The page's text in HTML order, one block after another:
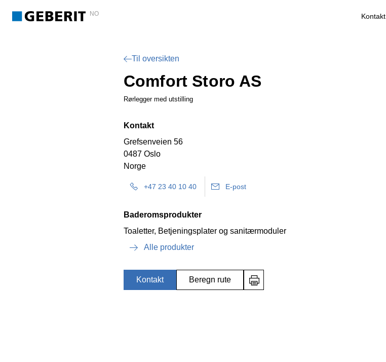
NO Kontakt
Til oversikten
Comfort Storo AS
Rørlegger med utstilling
Kontakt
Grefsenveien 56
0487 Oslo
Norge
+47 23 40 10 40 E-post
Baderomsprodukter
Toaletter, Betjeningsplater og sanitærmoduler
Alle produkter
Kontakt Beregn rute